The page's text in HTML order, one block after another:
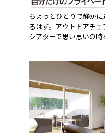
ちょっとひとりで静か
るはず。アウトドアチ
シアターで思い思いの時